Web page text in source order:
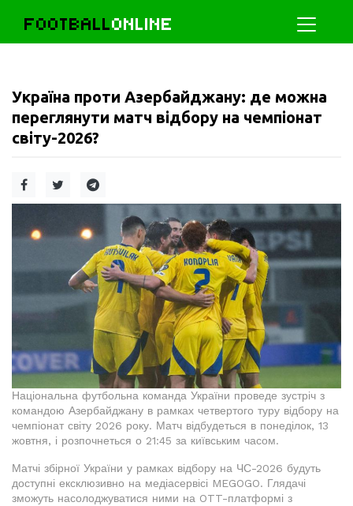
FOOTBALLONLINE
Україна проти Азербайджану: де можна
переглянути матч відбору на чемпіонат
світу-2026?
Національна футбольна команда України проведе зустріч з
командою Азербайджану в рамках четвертого туру відбору на
чемпіонат світу 2026 року. Матч відбудеться в понеділок, 13
жовтня, і розпочнеться о 21:45 за київським часом.
Матчі збірної України у рамках відбору на ЧС-2026 будуть
доступні ексклюзивно на медіасервісі MEGOGO. Глядачі
зможуть насолоджуватися ними на OTT-платформі з